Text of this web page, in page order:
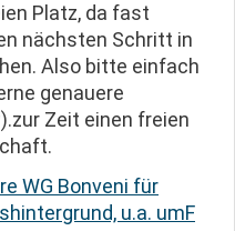
Platz, da fast
nächsten Schritt in
Also bitte einfach
genauere
Zeit einen freien
WG Bonveni für
u.a. umF